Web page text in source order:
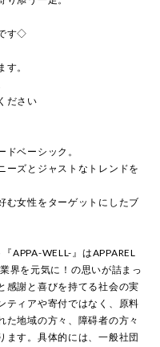
す◇
。
ださい
ベーシック。
ーズとジャストなトレンドを
む女性をターゲットにしたブ
APPA-WELL-』はAPPAREL
界を元気に！の思いが詰まっ
感謝と喜びを持てる社会の実
ティアや寄付ではなく、原料
た地域の方々、障碍者の方々
ます。具体的には、一般社団